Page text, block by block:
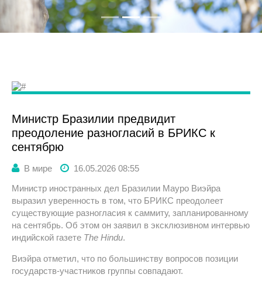
Министр Бразилии предвидит
преодоление разногласий в БРИКС к
сентябрю
В мире
16.05.2026 08:55
Министр иностранных дел Бразилии Мауро Виэйра
выразил уверенность в том, что БРИКС преодолеет
существующие разногласия к саммиту, запланированному
на сентябрь. Об этом он заявил в эксклюзивном интервью
индийской газете The Hindu.
Виэйра отметил, что по большинству вопросов позиции
государств-участников группы совпадают.